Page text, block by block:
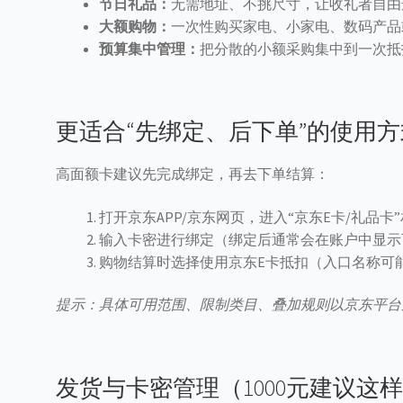
量
大额购物：一次性购买家电、小家电、数码产
预算集中管理：把分散的小额采购集中到一次
更适合“先绑定、后下单”的使用
高面额卡建议先完成绑定，再去下单结算：
打开京东APP/京东网页，进入“京东E卡/礼品卡
输入卡密进行绑定（绑定后通常会在账户中显
购物结算时选择使用京东E卡抵扣（入口名称可
提示：具体可用范围、限制类目、叠加规则以京东平
发货与卡密管理（1000元建议这